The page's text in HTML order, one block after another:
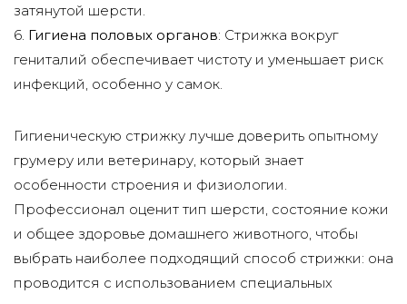
затянутой шерсти.
6. Гигиена половых органов: Стрижка вокруг
гениталий обеспечивает чистоту и уменьшает риск
инфекций, особенно у самок.
Гигиеническую стрижку лучше доверить опытному
грумеру или ветеринару, который знает
особенности строения и физиологии.
Профессионал оценит тип шерсти, состояние кожи
и общее здоровье домашнего животного, чтобы
выбрать наиболее подходящий способ стрижки: она
проводится с использованием специальных